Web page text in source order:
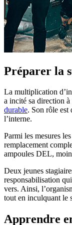
Préparer la
La multiplication
a incité sa direction
durable. Son rôle est
l’interne.
Parmi les mesures
remplacement
ampoules DEL,
Deux jeunes
responsabilisation
vers. Ainsi,
tout en inculquant le
Apprendre